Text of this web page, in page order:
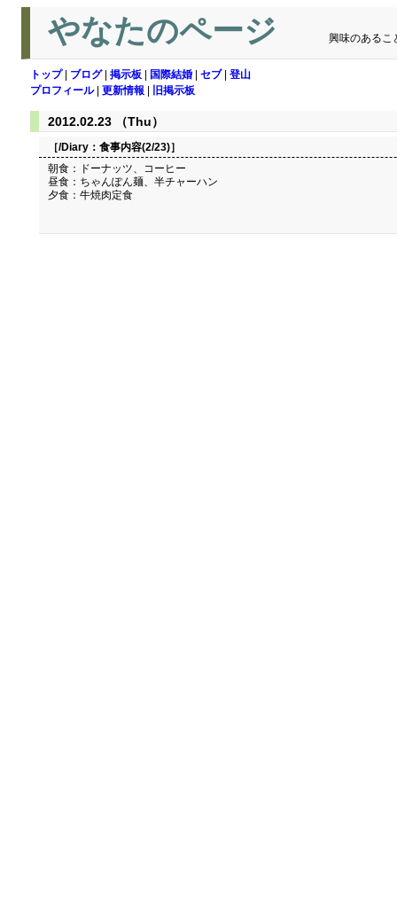
やなたのページ 興味のあるこ
トップ| ブログ| 掲示板 国際結婚 セブ| 登山
プロフィール| 更新情報 旧掲示板
2012.02.23 （Thu）
［/Diary： 食事内容(2/23)］
朝食：ドーナッツ、コーヒー
昼食：ちゃんぽん麺、半チャーハン
夕食：牛焼肉定食